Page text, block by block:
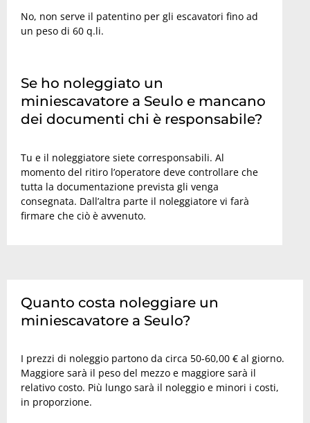
No, non serve il patentino per gli escavatori fino ad
un peso di 60 q.li.
Se ho noleggiato un
miniescavatore a Seulo e mancano
dei documenti chi è responsabile?
Tu e il noleggiatore siete corresponsabili. Al
momento del ritiro l’operatore deve controllare che
tutta la documentazione prevista gli venga
consegnata. Dall’altra parte il noleggiatore vi farà
firmare che ciò è avvenuto.
Quanto costa noleggiare un
miniescavatore a Seulo?
I prezzi di noleggio partono da circa 50-60,00 € al giorno.
Maggiore sarà il peso del mezzo e maggiore sarà il
relativo costo. Più lungo sarà il noleggio e minori i costi,
in proporzione.